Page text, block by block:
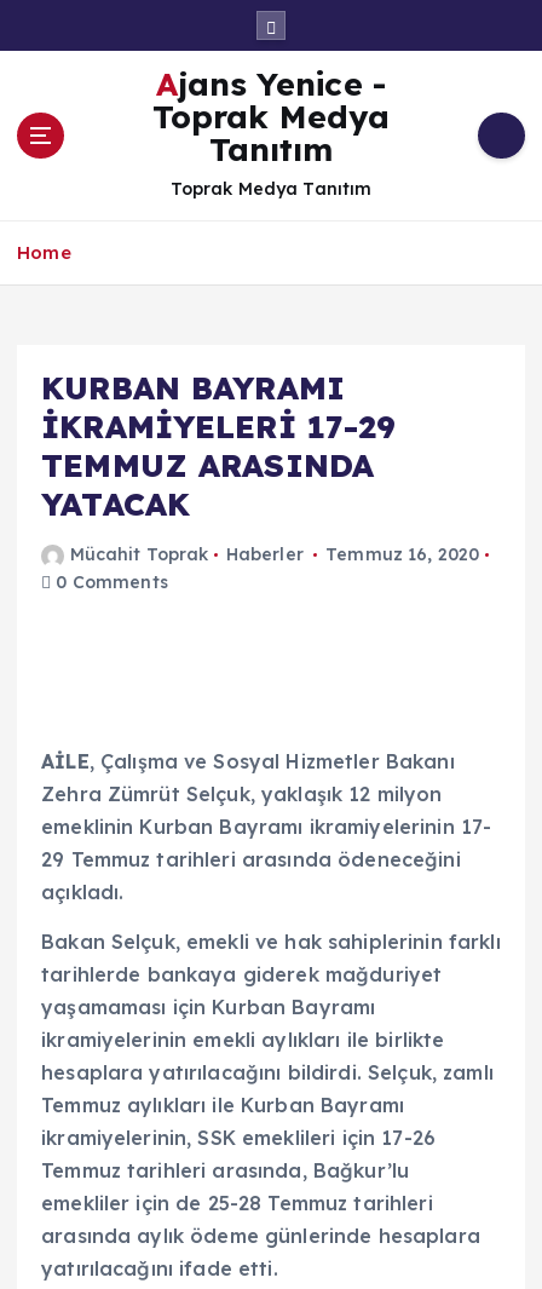
a
Ajans Yenice -
Toprak Medya
Tanıtım
Toprak Medya Tanıtım
Home
KURBAN BAYRAMI
İKRAMİYELERİ 17-29
TEMMUZ ARASINDA
YATACAK
Mücahit Toprak Haberler
Temmuz 16, 2020
0 Comments
AİLE, Çalışma ve Sosyal Hizmetler Bakanı
Zehra Zümrüt Selçuk, yaklaşık 12 milyon
emeklinin Kurban Bayramı ikramiyelerinin 17-
29 Temmuz tarihleri arasında ödeneceğini
açıkladı.
Bakan Selçuk, emekli ve hak sahiplerinin farklı
tarihlerde bankaya giderek mağduriyet
yaşamaması için Kurban Bayramı
ikramiyelerinin emekli aylıkları ile birlikte
hesaplara yatırılacağını bildirdi. Selçuk, zamlı
Temmuz aylıkları ile Kurban Bayramı
ikramiyelerinin, SSK emeklileri için 17-26
Temmuz tarihleri arasında, Bağkur’lu
emekliler için de 25-28 Temmuz tarihleri
arasında aylık ödeme günlerinde hesaplara
yatırılacağını ifade etti.